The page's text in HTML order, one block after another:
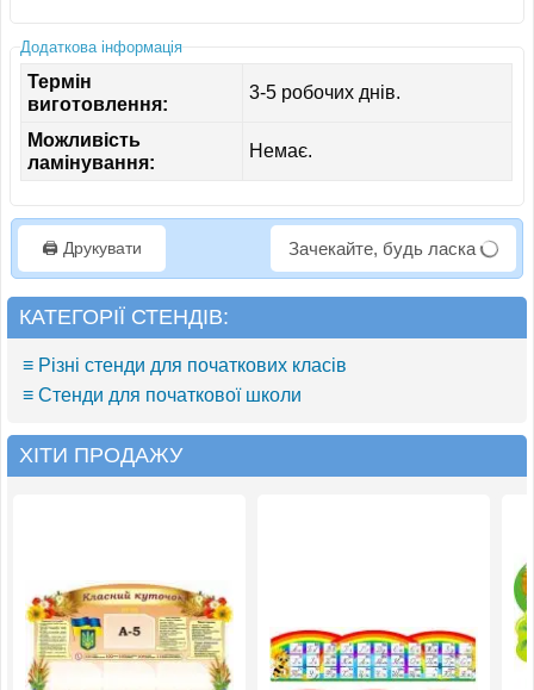
Додаткова інформація
Термін
виготовлення:
3-5 робочих днів.
Можливість
ламінування:
Немає.
🖨️ Друкувати Зачекайте, будь ласка
КАТЕГОРІЇ СТЕНДІВ:
≡ Різні стенди для початкових класів
≡ Стенди для початкової школи
ХІТИ ПРОДАЖУ